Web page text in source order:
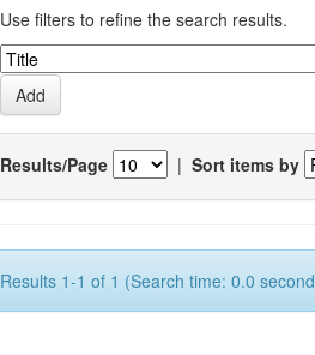
Use filters to refine the search results.
Results/Page | Sort items by
Results 1-1 of 1 (Search time: 0.0